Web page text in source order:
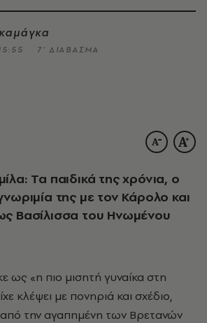
7’ ΔΙΑΒΑΣΜΑ
Τα παιδικά της χρόνια, ο
της με τον Κάρολο και
Βασίλισσα του Ηνωμένου
κλέψει με πονηριά και σχέδιο,
την αγαπημένη των Βρετανών